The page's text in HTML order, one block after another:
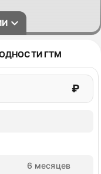
ГТМ
₽
6 месяцев